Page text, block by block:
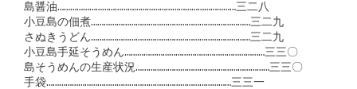
島醤油…………………………………………………………………………三二八
小豆島の佃煮…………………………………………………………………三二九
さぬきうどん…………………………………………………………………三二九
小豆島手延そうめん…………………………………………………………三三〇
島そうめんの生産状況………………………………………………………三三〇
手袋……………………………………………………………………………三三一